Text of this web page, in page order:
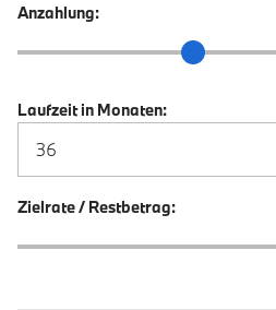
Anzahlung:
Anzahlung Schieberegler
Laufzeit in Monaten:
Zielrate / Restbetrag:
Zielrate / Restbetrag Schieberegler